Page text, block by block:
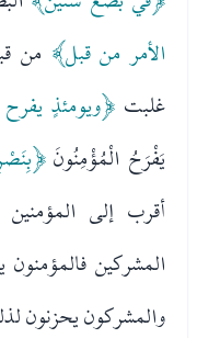
الأمر من قبل﴾ من
غلبت﴿ويومئذٍ
يَفْرَحُ الْمُؤْمِنُونَ
أقرب إلى
المشركين
والمشركون يحزنون